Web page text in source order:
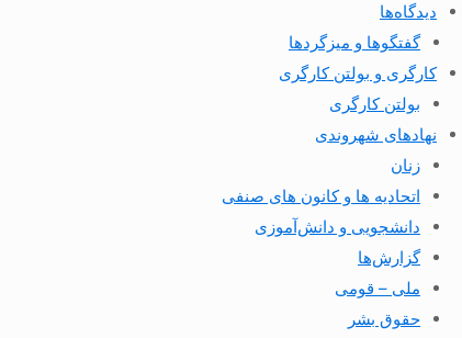
دیدگاه‌ها
گفتگوها و میزگردها
کارگری و بولتن کارگری
بولتن کارگری
نهادهای شهروندی
زنان
اتحادیه ها و کانون های صنفی
دانشجویی و دانش‌آموزی
گزارش‌ها
ملی – قومی
حقوق بشر